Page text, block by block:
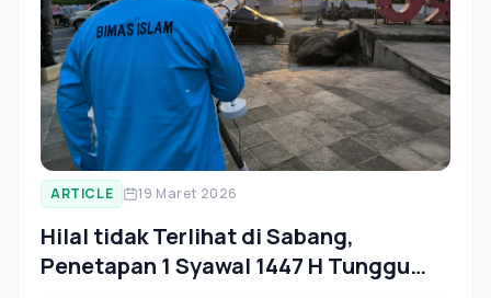
ARTICLE 19 Maret 2026
Hilal tidak Terlihat di Sabang,
Penetapan 1 Syawal 1447 H Tunggu